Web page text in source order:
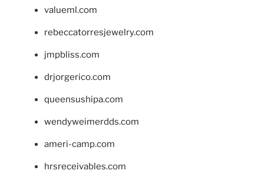
valueml.com
rebeccatorresjewelry.com
jmpbliss.com
drjorgerico.com
queensushipa.com
wendyweimerdds.com
ameri-camp.com
hrsreceivables.com